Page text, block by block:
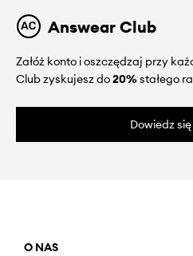
Answear Club
Załóż konto i oszczędzaj przy
Club zyskujesz do20%stałego
Dowiedz
O NAS